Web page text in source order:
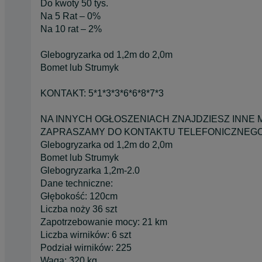
Do kwoty 50 tys.
Na 5 Rat – 0%
Na 10 rat – 2%
Glebogryzarka od 1,2m do 2,0m
Bomet lub Strumyk
KONTAKT: 5*1*3*3*6*6*8*7*3
NA INNYCH OGŁOSZENIACH ZNAJDZIESZ INNE
ZAPRASZAMY DO KONTAKTU
Glebogryzarka od 1,2m do 2,0m
Bomet lub Strumyk
Glebogryzarka 1,2m-2.0
Dane techniczne:
Głębokość: 120cm
Liczba noży 36 szt
Zapotrzebowanie mocy: 21 km
Liczba wirników: 6 szt
Podział wirników: 225